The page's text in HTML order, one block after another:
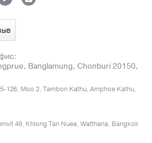
Banglamung, Chonburi 20150,
126, Moo 2, Tambon Kathu, Amphoe Kathu,
49, Khlong Tan Nuea, Watthana, Bangkok